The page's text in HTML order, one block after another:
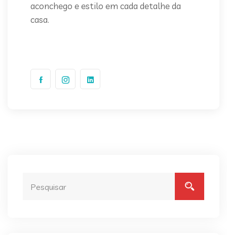
aconchego e estilo em cada detalhe da
casa.